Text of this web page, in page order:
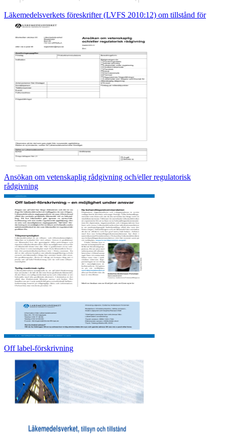
Läkemedelsverkets föreskrifter (LVFS 2010:12) om tillstånd för
Ansökan om vetenskaplig rådgivning och/eller regulatorisk
rådgivning
Off label-förskrivning